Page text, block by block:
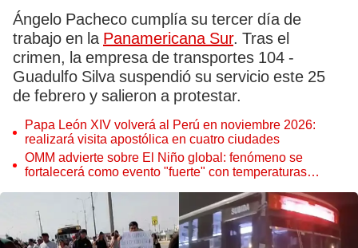
Ángelo Pacheco cumplía su tercer día de
trabajo en la Panamericana Sur. Tras el
crimen, la empresa de transportes 104 -
Guadulfo Silva suspendió su servicio este 25
de febrero y salieron a protestar.
Papa León XIV volverá al Perú en noviembre 2026:
realizará visita apostólica en cuatro ciudades
OMM advierte sobre El Niño global: fenómeno se
fortalecerá como evento "fuerte" con temperaturas